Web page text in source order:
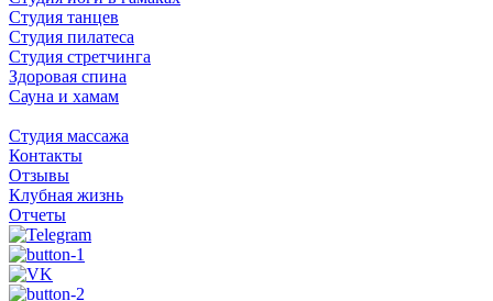
Студия танцев
Студия пилатеса
Студия стретчинга
Здоровая спина
Сауна и хамам
Студия массажа
Контакты
Отзывы
Клубная жизнь
Отчеты